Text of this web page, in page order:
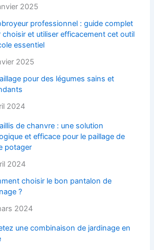
2025
professionnel : guide complet
choisir et utiliser efficacement cet outil
essentiel
2025
pour des légumes sains et
2024
de chanvre : une solution
et efficace pour le paillage de
potager
2024
choisir le bon pantalon de
?
2024
une combinaison de jardinage en